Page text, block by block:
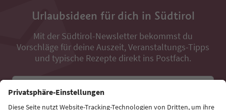
Urlaubsideen für dich in Südtirol
Mit der Südtirol-Newsletter bekommst du
Vorschläge für deine Auszeit, Veranstaltungs-Tipps
und typische Rezepte direkt ins Postfach.
E-Mail Adresse